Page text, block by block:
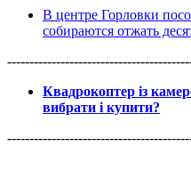
В центре Горловки
собираются отжать
Квадрокоптер із
вибрати і купити?